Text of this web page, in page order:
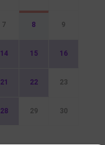
7 8 9
14 15 16
21 22 23
28 29 30